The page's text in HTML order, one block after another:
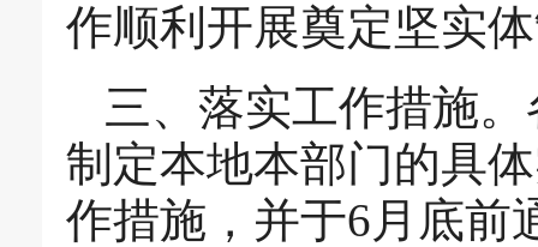
作顺利开展奠定坚实
三、落实工作措施
制定本地本部门的具
作措施，并于6月底前